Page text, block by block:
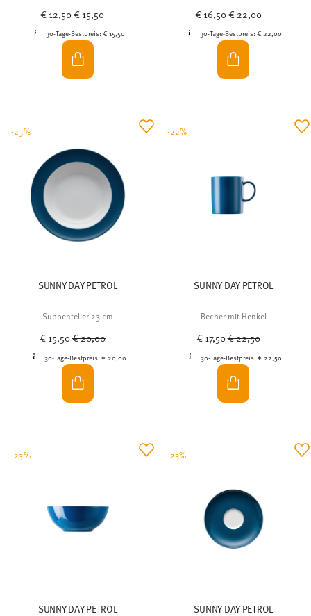
€ 12,50Price reduced from
€ 15,50
30-Tage-Bestpreis: € 15,50
€ 16,50Price reduced from
€ 22,00
30-Tage-Bestpreis:€ 22,00
SUNNY DAY PETROL
Suppenteller 23 cm
€ 15,50Price reduced from
€ 20,00
30-Tage-Bestpreis: € 20,00
-23%
SUNNY DAY PETROL
Becher mit Henkel
€ 17,50Price reduced from
€ 22,50
30-Tage-Bestpreis: € 22,50
-22%
SUNNY DAY PETROL
-23%
SUNNY DAY PETROL
-23%